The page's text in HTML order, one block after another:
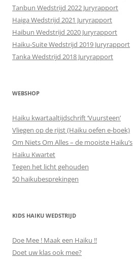
Tanbun Wedstrijd 2022 Juryrapport
Haiga Wedstrijd 2021 Juryrapport
Haibun Wedstrijd 2020 Juryrapport
Haiku-Suite Wedstrijd 2019 Juryrapport
Tanka Wedstrijd 2018 Juryrapport
WEBSHOP
Haiku kwartaaltijdschrift ‘Vuursteen’
Vliegen op de rijst (Haiku oefen e-boek)
Om Niets Om Alles – de mooiste Haiku’s
Haiku Kwartet
Tegen het licht gehouden
50 haikubesprekingen
KIDS HAIKU WEDSTRIJD
Doe Mee ! Maak een Haiku !!
Doet uw klas ook mee?